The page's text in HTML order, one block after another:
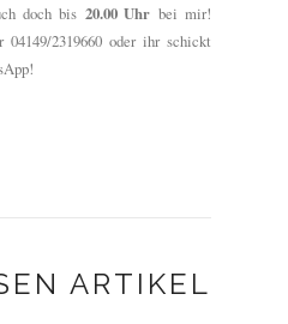
doch bis 20.00 Uhr bei mir!
04149/2319660 oder ihr schickt
ARTIKEL